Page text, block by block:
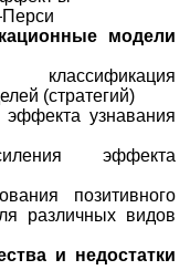
модели
(стратегий)
эффекта узнавания
эффекта
позитивного
различных видов
и недостатки